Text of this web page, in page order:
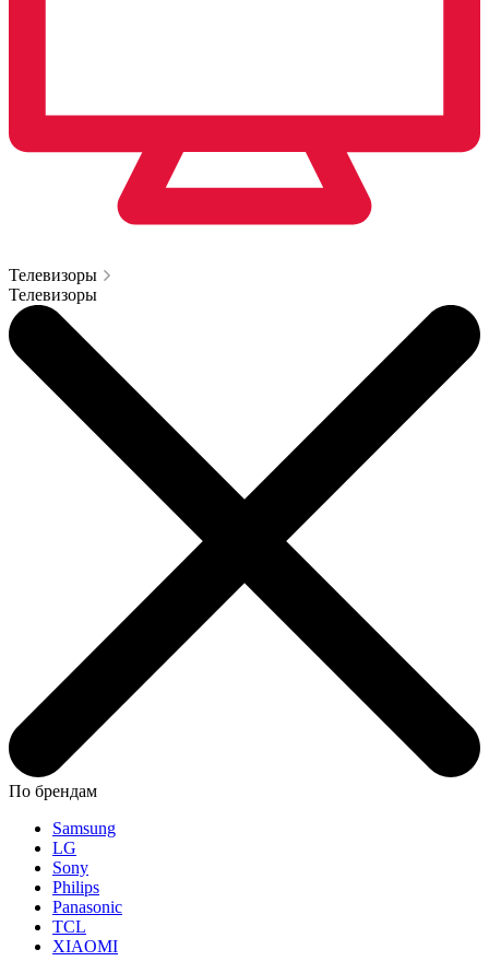
Телевизоры
Телевизоры
По брендам
Samsung
LG
Sony
Philips
Panasonic
TCL
XIAOMI